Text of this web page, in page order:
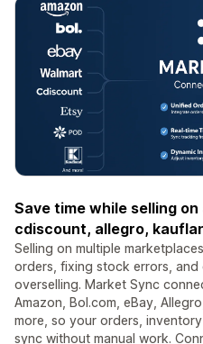
Save time while selling
cdiscount, allegro,
Selling on multiple
orders, fixing stock errors,
overselling. Market Sync
Amazon, Bol.com, eBay,
more, so your orders,
sync without manual work.